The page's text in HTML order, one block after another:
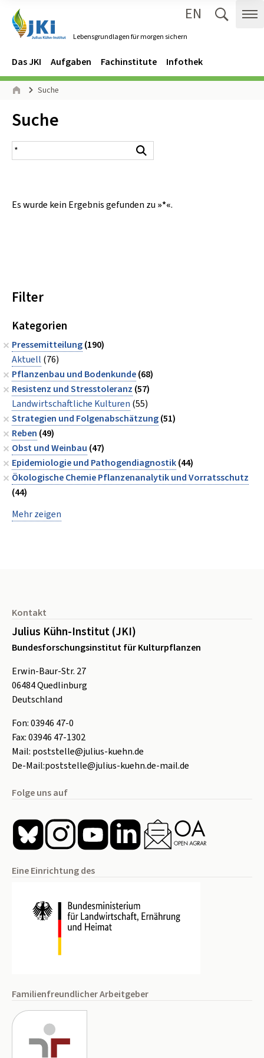
Lebensgrundlagen für morgen sichern
EN
Navigation
Hauptmenü
Das JKI Aufgaben Fachinstitute Infothek
Seitenpfad
Suche
Inhalt:
Suche
Suchergebnis
Es wurde kein Ergebnis gefunden zu »*«.
Filter
Kategorien
Pressemitteilung(190)
Aktuell (76)
Pflanzenbau und Bodenkunde(68)
Resistenz und Stresstoleranz (57)
Landwirtschaftliche Kulturen (55)
Strategien und Folgenabschätzung(51)
Reben (49)
Obst und Weinbau (47)
Epidemiologie und Pathogendiagnostik(44)
Ökologische Chemie Pflanzenanalytik und Vorratsschutz
(44)
Mehr zeigen
Kontakt
Julius Kühn-Institut (JKI)
Bundesforschungsinstitut für Kulturpflanzen
Erwin-Baur-Str. 27
06484Quedlinburg
Deutschland
Fon:03946 47-0
Fax:03946 47-1302
Mail: poststelle@julius-kuehn.de
De-Mail:poststelle@julius-kuehn.de-mail.de
Folge uns auf
Eine Einrichtung des
Familienfreundlicher Arbeitgeber